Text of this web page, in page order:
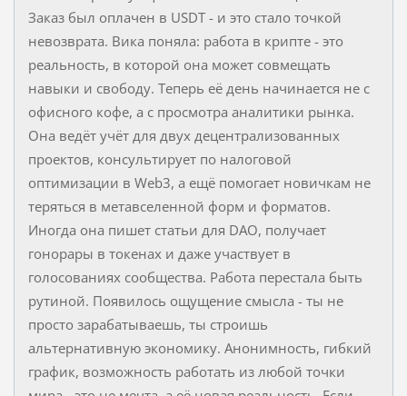
Заказ был оплачен в USDT - и это стало точкой
невозврата. Вика поняла: работа в крипте - это
реальность, в которой она может совмещать
навыки и свободу. Теперь её день начинается не с
офисного кофе, а с просмотра аналитики рынка.
Она ведёт учёт для двух децентрализованных
проектов, консультирует по налоговой
оптимизации в Web3, а ещё помогает новичкам не
теряться в метавселенной форм и форматов.
Иногда она пишет статьи для DAO, получает
гонорары в токенах и даже участвует в
голосованиях сообщества. Работа перестала быть
рутиной. Появилось ощущение смысла - ты не
просто зарабатываешь, ты строишь
альтернативную экономику. Анонимность, гибкий
график, возможность работать из любой точки